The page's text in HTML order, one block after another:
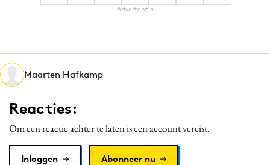
Advertentie
Maarten Hafkamp
Reacties:
Om een reactie achter te laten is een account vereist.
Inloggen Abonneer nu